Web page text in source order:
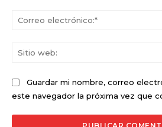
Guardar mi nombre, correo
este navegador la próxima vez que